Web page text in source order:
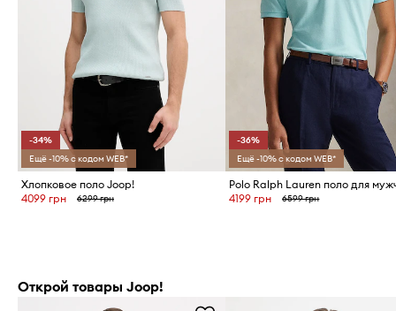
-34%
Ещё -10% с кодом WEB*
Хлопковое поло Joop!
4099 грн
6299 грн
-36%
Ещё -10% с кодом WEB*
4199 грн 6599 грн
Открой товары Joop!